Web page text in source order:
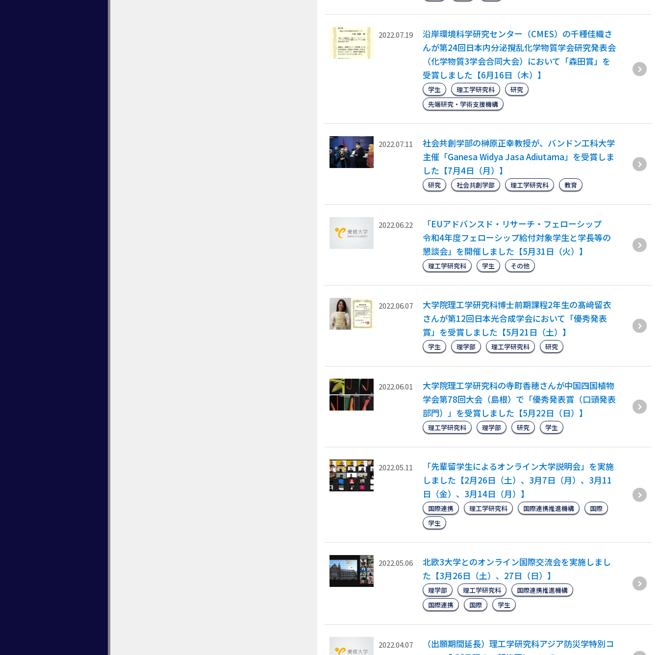
2022.07.19
沿岸環境科学研究センター（CMES）の千種佳織さ
んが第24回日本内分泌撹乱化学物質学会研究発表会
（化学物質3学会合同大会）において「森田賞」を
受賞しました【6月16日（木）】
学生 理工学研究科
研究
先端研究・学術支援機構
2022.07.11
社会共創学部の榊原正幸教授が、バンドン工科大学
主催「Ganesa Widya Jasa Adiutama」を受賞しま
した【7月4日（月）】
研究 社会共創学部 理工学研究科 教育
2022.06.22
「EUアドバンスド・リサーチ・フェローシップ
令和4年度フェローシップ給付対象学生と学長等の
懇談会」を開催しました【5月31日（火）】
理工学研究科 学生 その他
2022.06.07
大学院理工学研究科博士前期課程2年生の髙﨑留衣
さんが第12回日本光合成学会において「優秀発表
賞」を受賞しました【5月21日（土）】
学生 理学部 理工学研究科 研究
2022.06.01
大学院理工学研究科の寺町香穂さんが中国四国植物
学会第78回大会（島根）で「優秀発表賞（口頭発表
部門）」を受賞しました【5月22日（日）】
理工学研究科 理学部 研究 学生
2022.05.11
「先輩留学生によるオンライン大学説明会」を実施
しました【2月26日（土）、3月7日（月）、3月11
日（金）、3月14日（月）】
国際連携 理工学研究科 国際連携推進機構
国際
学生
2022.05.06
北欧3大学とのオンライン国際交流会を実施しまし
た【3月26日（土）、27日（日）】
理学部 理工学研究科
国際連携推進機構
国際連携
国際 学生
2022.04.07
（出願期間延長）理工学研究科アジア防災学特別コ